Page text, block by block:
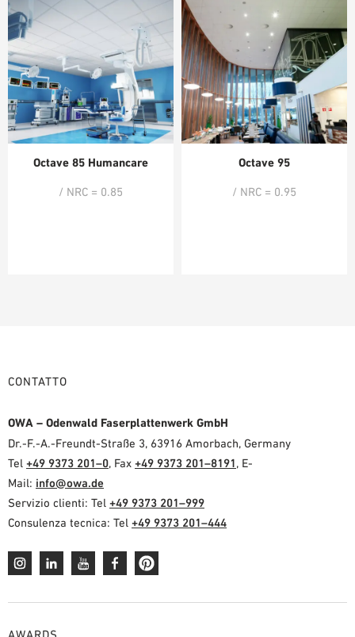
Octave 85 Humancare
/ NRC = 0.85
Octave 95
/ NRC = 0.95
CONTATTO
OWA – Odenwald Faserplattenwerk GmbH
Dr.-F.-A.-Freundt-Straße 3, 63916 Amorbach, Germany
Tel +49 9373 201–0, Fax +49 9373 201–8191, E-
Mail: info@owa.de
Servizio clienti: Tel +49 9373 201–999
Consulenza tecnica: Tel +49 9373 201–444
AWARDS